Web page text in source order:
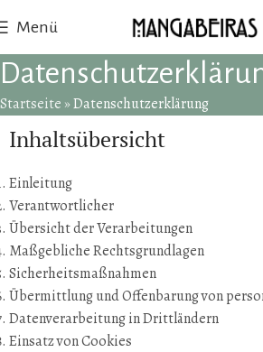
Menü
Startseite »Datenschutzerklärung
Inhaltsübersicht
Einleitung
Verantwortlicher
Übersicht der Verarbeitungen
Maßgebliche Rechtsgrundlagen
Sicherheitsmaßnahmen
Übermittlung und Offenbarung von
Datenverarbeitung in Drittländern
Einsatz von Cookies